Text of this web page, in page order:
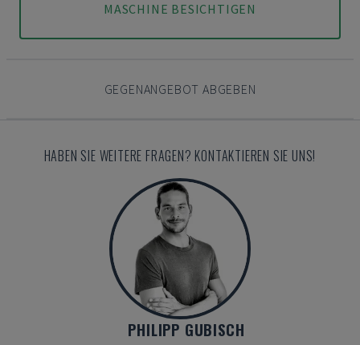
MASCHINE BESICHTIGEN
GEGENANGEBOT ABGEBEN
HABEN SIE WEITERE FRAGEN? KONTAKTIEREN SIE UNS!
PHILIPP GUBISCH